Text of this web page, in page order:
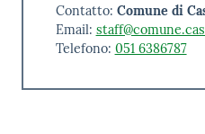
Contatto: Comune di
Email:
Telefono: 051 6386787